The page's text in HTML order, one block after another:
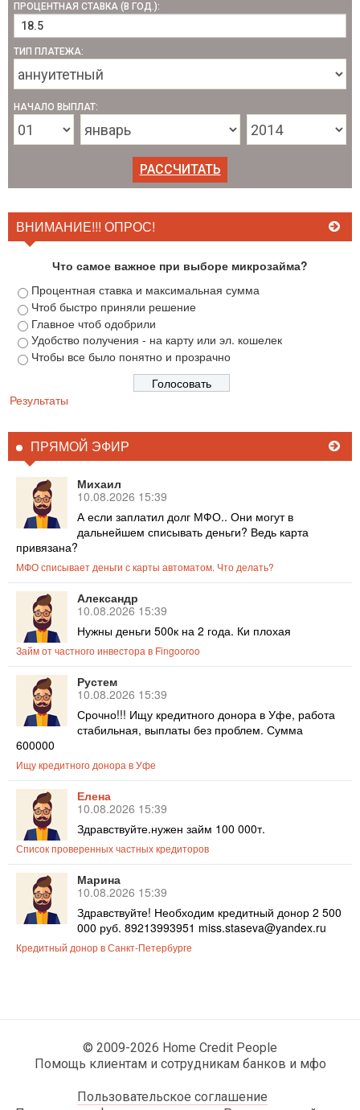
ПРОЦЕНТНАЯ СТАВКА (В ГОД.):
ТИП ПЛАТЕЖА:
НАЧАЛО ВЫПЛАТ:
ВНИМАНИЕ!!! ОПРОС!
Что самое важное при выборе микрозайма?
Процентная ставка и максимальная сумма
Чтоб быстро приняли решение
Главное чтоб одобрили
Удобство получения - на карту или эл. кошелек
Чтобы все было понятно и прозрачно
Результаты
ПРЯМОЙ ЭФИР
Михаил
10.08.2026 15:39
А если заплатил долг МФО.. Они могут в
дальнейшем списывать деньги? Ведь карта
привязана?
МФО списывает деньги с карты автоматом. Что делать?
Александр
10.08.2026 15:39
Нужны деньги 500к на 2 года. Ки плохая
Займ от частного инвестора в Fingooroo
Рустем
10.08.2026 15:39
Срочно!!! Ищу кредитного донора в Уфе, работа
стабильная, выплаты без проблем. Сумма
600000
Ищу кредитного донора в Уфе
Елена
10.08.2026 15:39
Здравствуйте.нужен займ 100 000т.
Список проверенных частных кредиторов
Марина
10.08.2026 15:39
Здравствуйте! Необходим кредитный донор 2 500
000 руб. 89213993951 miss.staseva@yandex.ru
Кредитный донор в Санкт-Петербурге
© 2009-2026 Home Credit People
Помощь клиентам и сотрудникам банков и мфо
Пользовательское соглашение